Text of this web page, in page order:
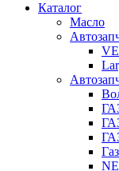
Каталог
Масло